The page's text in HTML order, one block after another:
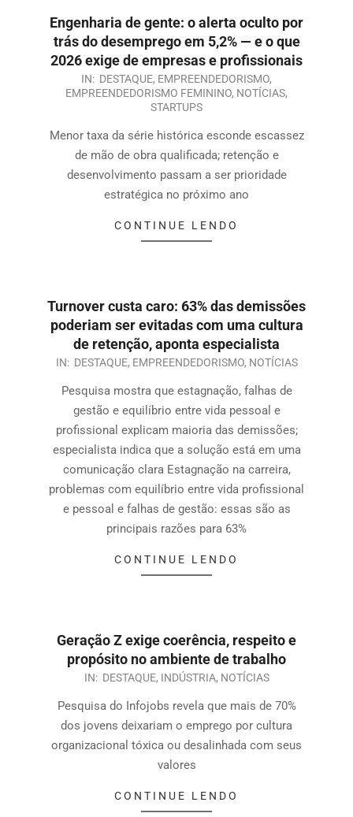
Engenharia de gente: o alerta oculto por
trás do desemprego em 5,2% — e o que
2026 exige de empresas e profissionais
IN: DESTAQUE, EMPREENDEDORISMO,
EMPREENDEDORISMO FEMININO, NOTÍCIAS,
STARTUPS
Menor taxa da série histórica esconde escassez
de mão de obra qualificada; retenção e
desenvolvimento passam a ser prioridade
estratégica no próximo ano
CONTINUE LENDO
Turnover custa caro: 63% das demissões
poderiam ser evitadas com uma cultura
de retenção, aponta especialista
IN: DESTAQUE, EMPREENDEDORISMO, NOTÍCIAS
Pesquisa mostra que estagnação, falhas de
gestão e equilíbrio entre vida pessoal e
profissional explicam maioria das demissões;
especialista indica que a solução está em uma
comunicação clara Estagnação na carreira,
problemas com equilíbrio entre vida profissional
e pessoal e falhas de gestão: essas são as
principais razões para 63%
CONTINUE LENDO
Geração Z exige coerência, respeito e
propósito no ambiente de trabalho
IN: DESTAQUE, INDÚSTRIA, NOTÍCIAS
Pesquisa do Infojobs revela que mais de 70%
dos jovens deixariam o emprego por cultura
organizacional tóxica ou desalinhada com seus
valores
CONTINUE LENDO